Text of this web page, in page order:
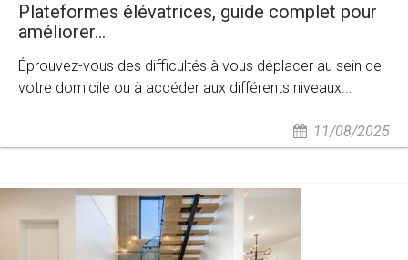
Plateformes élévatrices, guide complet pour
améliorer...
Éprouvez-vous des difficultés à vous déplacer au sein de
votre domicile ou à accéder aux différents niveaux...
11/08/2025